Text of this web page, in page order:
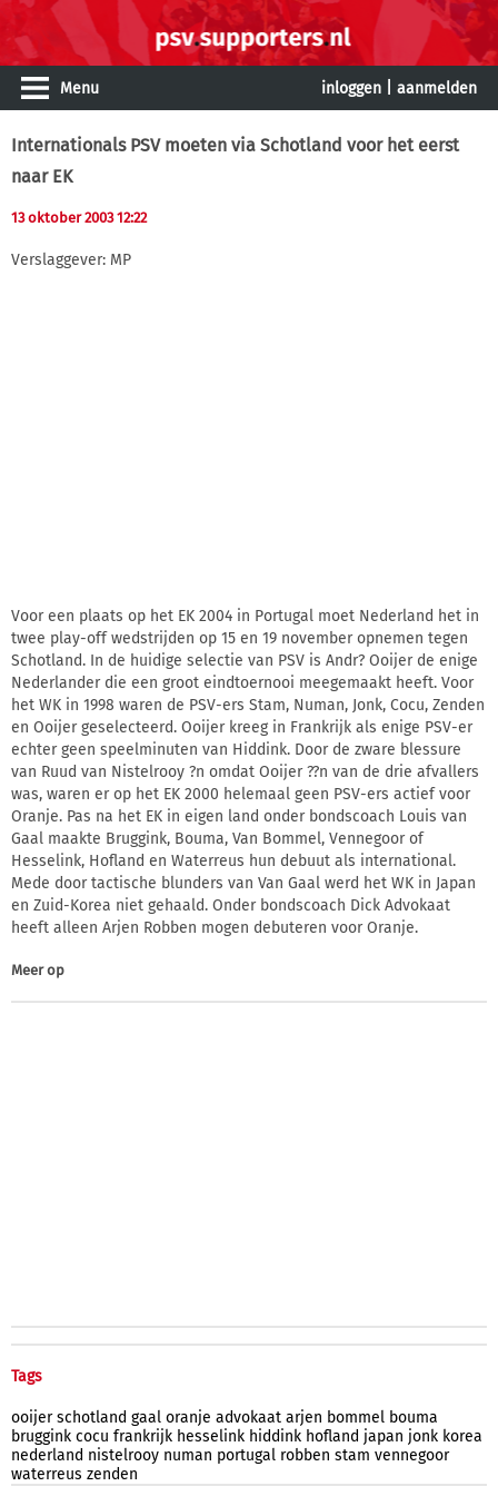
Menu inloggen aanmelden
Internationals PSV moeten via Schotland voor het eerst
naar EK
13 oktober 2003 12:22
Verslaggever: MP
Voor een plaats op het EK 2004 in Portugal moet Nederland het in
twee play-off wedstrijden op 15 en 19 november opnemen tegen
Schotland. In de huidige selectie van PSV is Andr? Ooijer de enige
Nederlander die een groot eindtoernooi meegemaakt heeft. Voor
het WK in 1998 waren de PSV-ers Stam, Numan, Jonk, Cocu, Zenden
en Ooijer geselecteerd. Ooijer kreeg in Frankrijk als enige PSV-er
echter geen speelminuten van Hiddink. Door de zware blessure
van Ruud van Nistelrooy ?n omdat Ooijer ??n van de drie afvallers
was, waren er op het EK 2000 helemaal geen PSV-ers actief voor
Oranje. Pas na het EK in eigen land onder bondscoach Louis van
Gaal maakte Bruggink, Bouma, Van Bommel, Vennegoor of
Hesselink, Hofland en Waterreus hun debuut als international.
Mede door tactische blunders van Van Gaal werd het WK in Japan
en Zuid-Korea niet gehaald. Onder bondscoach Dick Advokaat
heeft alleen Arjen Robben mogen debuteren voor Oranje.
Meer op
Tags
ooijer schotland gaal oranje advokaat arjen bommel bouma
bruggink cocu frankrijk hesselink hiddink hofland japan jonk korea
nederland nistelrooy numan portugal robben stam vennegoor
waterreus zenden